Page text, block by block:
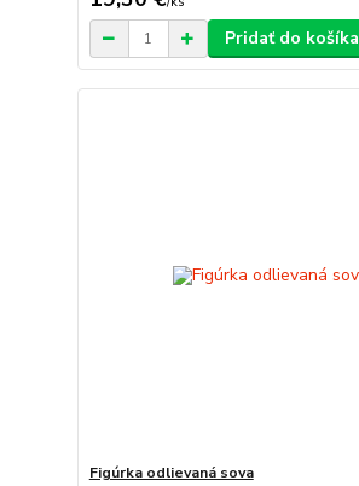
Pridať do košíka
Figúrka odlievaná sova